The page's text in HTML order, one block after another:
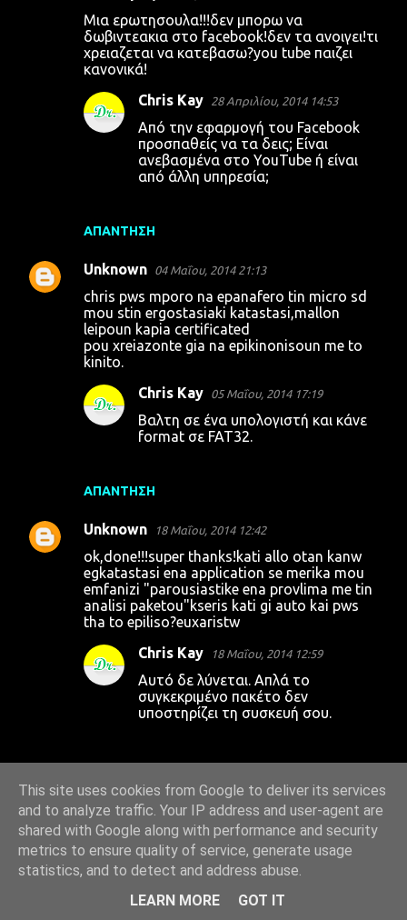
Μια ερωτησουλα!!!δεν μπορω να
δωβιντεακια στο facebook!δεν τα ανοιγει!τι
χρειαζεται να κατεβασω?you tube παιζει
κανονικά!
ΑΠΆΝΤΗΣΗ
Chris Kay 28 Απριλίου, 2014 14:53
Από την εφαρμογή του Facebook
προσπαθείς να τα δεις; Είναι
ανεβασμένα στο YouTube ή είναι
από άλλη υπηρεσία;
Unknown 04 Μαΐου, 2014 21:13
chris pws mporo na epanafero tin micro sd
mou stin ergostasiaki katastasi,mallon
leipoun kapia certificated
pou xreiazonte gia na epikinonisoun me to
kinito.
ΑΠΆΝΤΗΣΗ
Chris Kay 05 Μαΐου, 2014 17:19
Βαλτη σε ένα υπολογιστή και κάνε
format σε FAT32.
Unknown 18 Μαΐου, 2014 12:42
ok,done!!!super thanks!kati allo otan kanw
egkatastasi ena application se merika mou
emfanizi "parousiastike ena provlima me tin
analisi paketou"kseris kati gi auto kai pws
tha to epiliso?euxaristw
ΑΠΆΝΤΗΣΗ
Chris Kay 18 Μαΐου, 2014 12:59
Αυτό δε λύνεται. Απλά το
συγκεκριμένο πακέτο δεν
υποστηρίζει τη συσκευή σου.
Unknown 06 Ιουνίου, 2014 01:14
καλησπερα εχω ενα προβληματακι και θα
ηθελα την βοηθεια.βαζω στο ταβλετ
καλοδιο otg με στικακι επανω και
αλλα δεν μου εμφανιζει καθωλου το στικακι
This site uses cookies from Google to deliver its services
and to analyze traffic. Your IP address and user-agent are
shared with Google along with performance and security
metrics to ensure quality of service, generate usage
statistics, and to detect and address abuse.
LEARN MORE
GOT IT